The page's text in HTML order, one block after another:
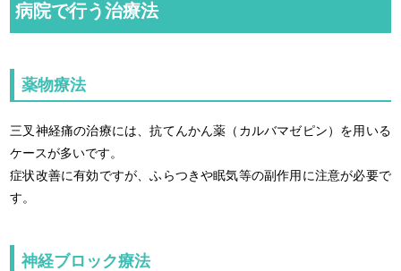
病院で行う治療法
薬物療法
三叉神経痛の治療には、抗てんかん薬（カルバマゼピン）を用いる
ケースが多いです。
症状改善に有効ですが、ふらつきや眠気等の副作用に注意が必要で
す。
神経ブロック療法